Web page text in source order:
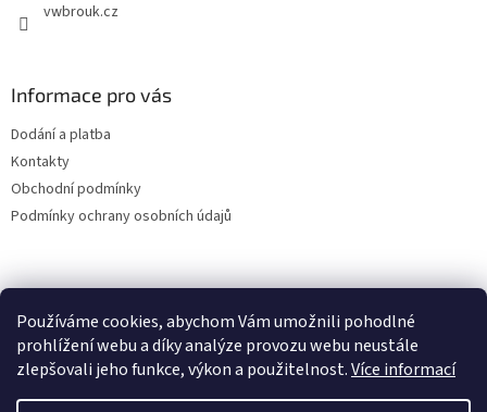
Používáme cookies, abychom Vám umožnili pohodlné
prohlížení webu a díky analýze provozu webu neustále
zlepšovali jeho funkce, výkon a použitelnost.Více informací
vwbrouk.cz
Informace pro vás
Dodání a platba
Kontakty
Obchodní podmínky
Podmínky ochrany osobních údajů